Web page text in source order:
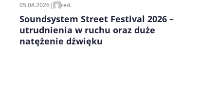
05.08.2026| red.
Soundsystem Street Festival 2026 –
utrudnienia w ruchu oraz duże
natężenie dźwięku